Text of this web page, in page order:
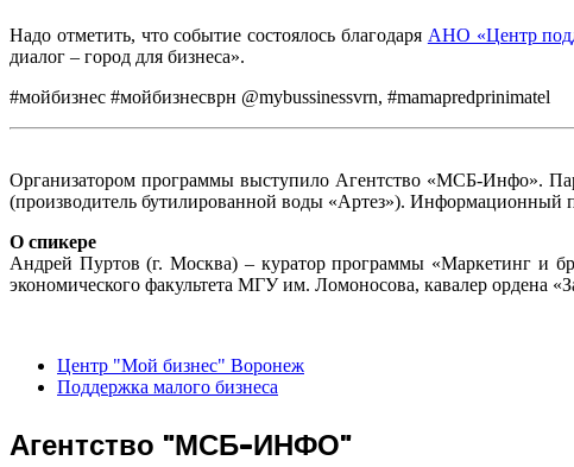
Надо отметить, что событие состоялось благодаря АНО «Центр
диалог – город для бизнеса».
#мойбизнес #мойбизнесврн @mybussinessvrn, #mamapredprinimatel
Организатором программы выступило Агентство «МСБ-Инфо».
(производитель бутилированной воды «Артез»). Информационный
О спикере
Андрей Пуртов (г. Москва) – куратор программы «Маркетинг и
экономического факультета МГУ им. Ломоносова, кавалер ордена
Центр "Мой бизнес" Воронеж
Поддержка малого бизнеса
Агентство "МСБ-ИНФО"